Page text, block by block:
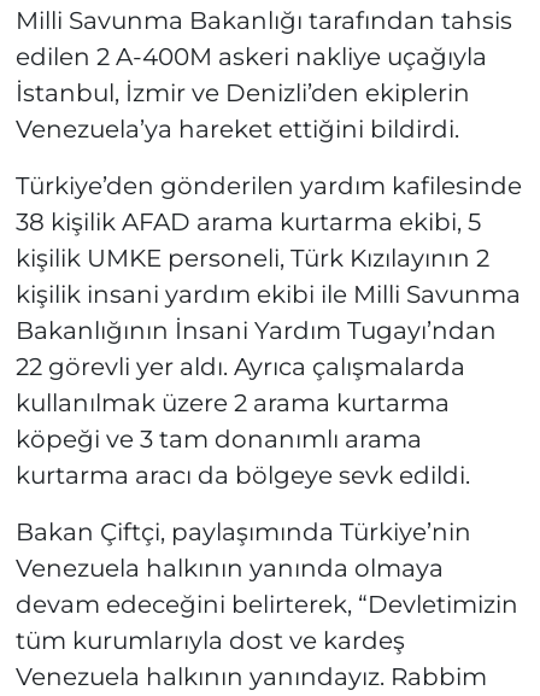
Milli Savunma Bakanlığı tarafından tahsis
edilen 2 A-400M askeri nakliye uçağıyla
İstanbul, İzmir ve Denizli’den ekiplerin
Venezuela’ya hareket ettiğini bildirdi.
Türkiye’den gönderilen yardım kafilesinde
38 kişilik AFAD arama kurtarma ekibi, 5
kişilik UMKE personeli, Türk Kızılayının 2
kişilik insani yardım ekibi ile Milli Savunma
Bakanlığının İnsani Yardım Tugayı’ndan
22 görevli yer aldı. Ayrıca çalışmalarda
kullanılmak üzere 2 arama kurtarma
köpeği ve 3 tam donanımlı arama
kurtarma aracı da bölgeye sevk edildi.
Bakan Çiftçi, paylaşımında Türkiye’nin
Venezuela halkının yanında olmaya
devam edeceğini belirterek, “Devletimizin
tüm kurumlarıyla dost ve kardeş
Venezuela halkının yanındayız. Rabbim